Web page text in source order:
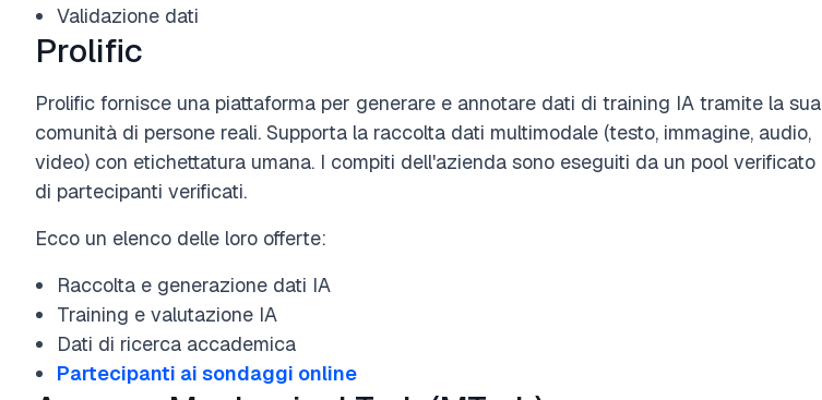
Validazione dati
Prolific
Prolific fornisce una piattaforma per generare e annotare dati di training IA tramite la sua
comunità di persone reali. Supporta la raccolta dati multimodale (testo, immagine, audio,
video) con etichettatura umana. I compiti dell'azienda sono eseguiti da un pool verificato
di partecipanti verificati.
Ecco un elenco delle loro offerte:
Raccolta e generazione dati IA
Training e valutazione IA
Dati di ricerca accademica
Partecipanti ai sondaggi online